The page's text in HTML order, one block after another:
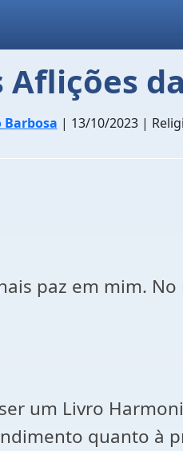
Aflições
Barbosa | 13/10/2023 |
paz em mim.
um Livro
quanto à